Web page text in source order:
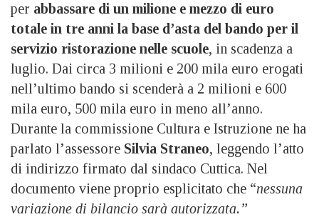
per abbassare di un milione e mezzo di euro
totale in tre anni la base d’asta del bando per il
servizio ristorazione nelle scuole, in scadenza a
luglio. Dai circa 3 milioni e 200 mila euro erogati
nell’ultimo bando si scenderà a 2 milioni e 600
mila euro, 500 mila euro in meno all’anno.
Durante la commissione Cultura e Istruzione ne ha
parlato l’assessore Silvia Straneo, leggendo l’atto
di indirizzo firmato dal sindaco Cuttica. Nel
documento viene proprio esplicitato che “nessuna
variazione di bilancio sarà autorizzata.”